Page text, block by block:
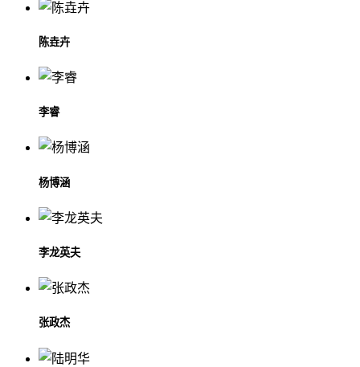
陈垚卉
李睿
杨博涵
李龙英夫
张政杰